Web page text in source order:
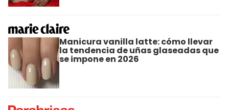
Manicura vanilla latte: cómo llevar
la tendencia de uñas glaseadas que
se impone en 2026